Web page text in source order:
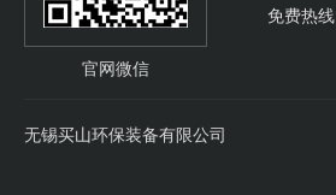
官网微信
免费热线
无锡买山环保装备有限公司